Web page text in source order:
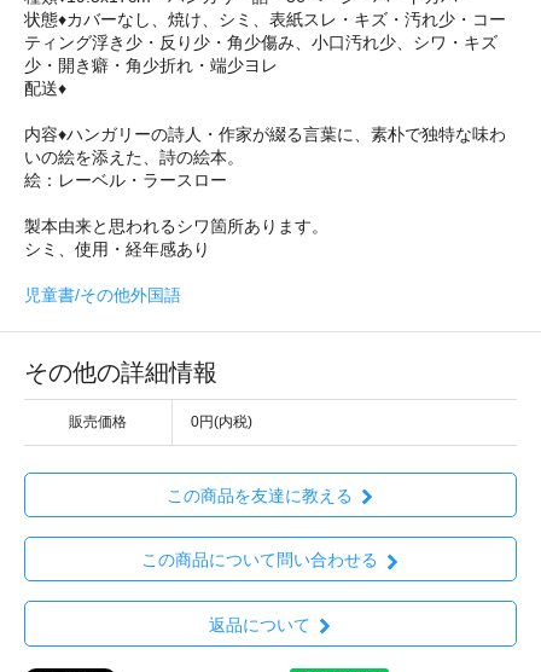
状態♦カバーなし、焼け、シミ、表紙スレ・キズ・汚れ少・コー
ティング浮き少・反り少・角少傷み、小口汚れ少、シワ・キズ
少・開き癖・角少折れ・端少ヨレ
配送♦
内容♦ハンガリーの詩人・作家が綴る言葉に、素朴で独特な味わ
いの絵を添えた、詩の絵本。
絵：レーベル・ラースロー
製本由来と思われるシワ箇所あります。
シミ、使用・経年感あり
児童書/その他外国語
その他の詳細情報
販売価格 0円(内税)
この商品を友達に教える
この商品について問い合わせる
返品について